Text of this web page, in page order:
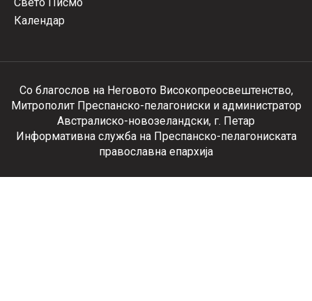
Календар
Со благослов на Неговото Високопреосвештенство,
Митрополит Преспанско-пелагониски и администратор
Австралиско-новозеландски, г. Петар
Информативна служба на Преспанско-пелагониската
православна епархија